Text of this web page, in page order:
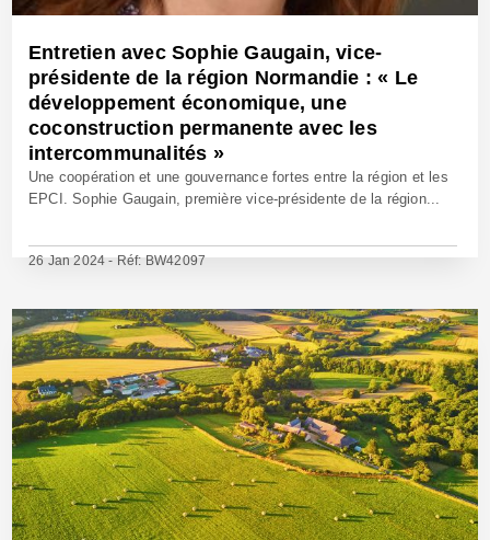
Entretien avec Sophie Gaugain, vice-
présidente de la région Normandie : « Le
développement économique, une
coconstruction permanente avec les
intercommunalités »
Une coopération et une gouvernance fortes entre la région et les
EPCI. Sophie Gaugain, première vice-présidente de la région...
26 Jan 2024 - Réf: BW42097